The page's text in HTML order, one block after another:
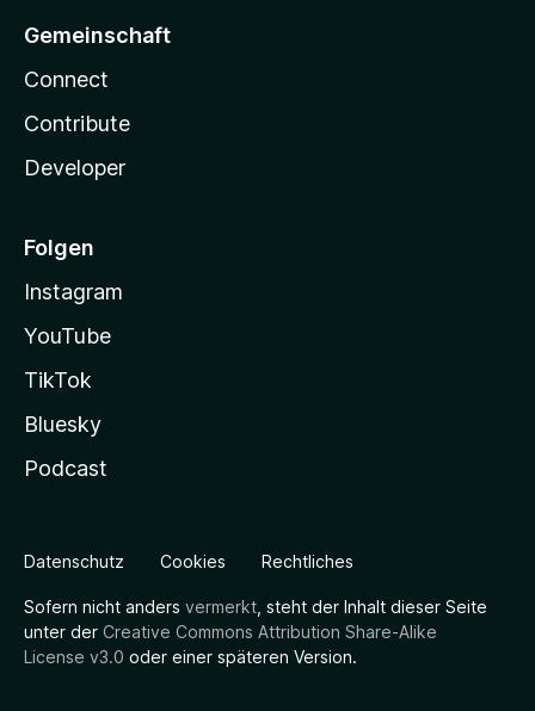
Gemeinschaft
Connect
Contribute
Developer
Folgen
Instagram
YouTube
TikTok
Bluesky
Podcast
Datenschutz Cookies Rechtliches
Sofern nicht anders vermerkt , steht der Inhalt dieser Seite
unter der Creative Commons Attribution Share-Alike
License v3.0 oder einer späteren Version.